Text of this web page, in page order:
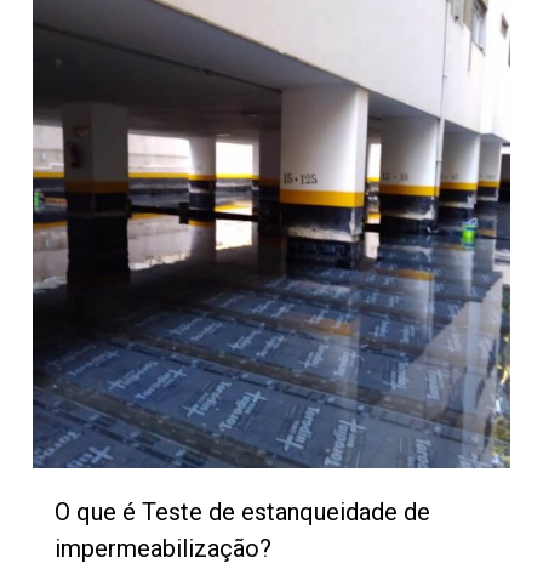
O que é Teste de estanqueidade de
impermeabilização?